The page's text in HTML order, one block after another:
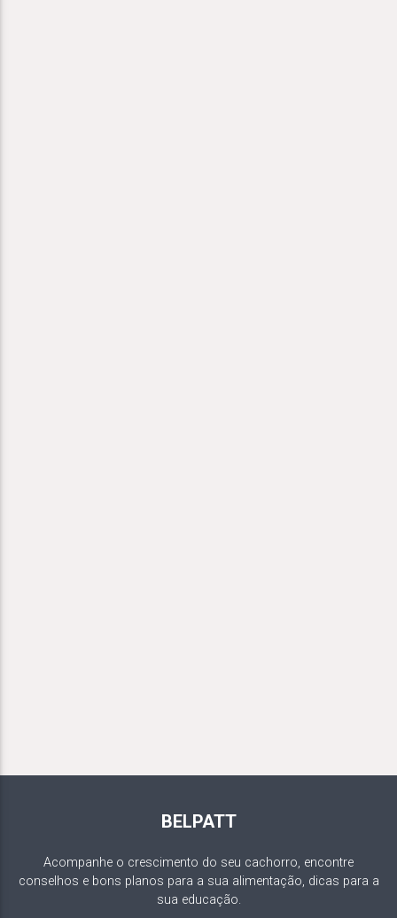
BELPATT
Acompanhe o crescimento do seu cachorro, encontre
conselhos e bons planos para a sua alimentação, dicas para a
sua educação.